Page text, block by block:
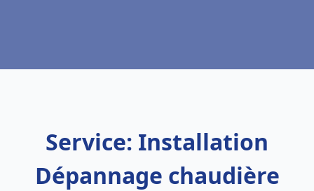
Service: Installation
Dépannage chaudière